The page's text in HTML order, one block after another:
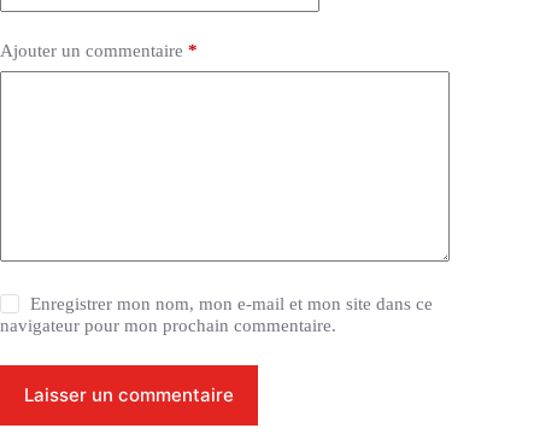
Ajouter un commentaire *
Enregistrer mon nom, mon e-mail et mon site dans ce
navigateur pour mon prochain commentaire.
Laisser un commentaire